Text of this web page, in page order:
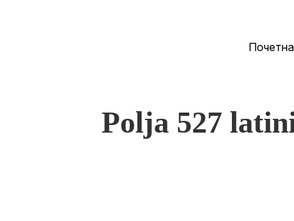
Почетна
Polja 527